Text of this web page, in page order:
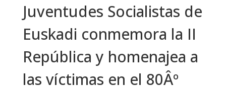
Juventudes Socialistas de
Euskadi conmemora la II
República y homenajea a
las víctimas en el 80Âº